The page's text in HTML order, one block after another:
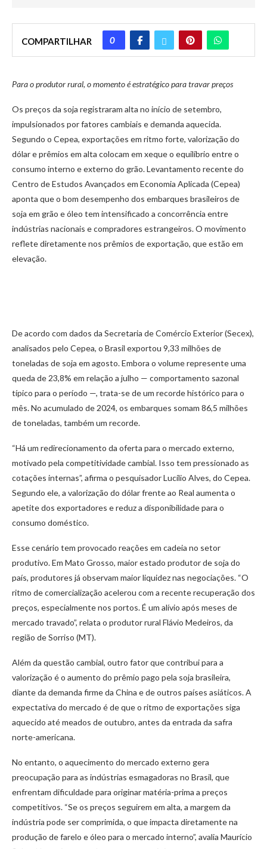
COMPARTILHAR 0
Para o produtor rural, o momento é estratégico para travar preços
Os preços da soja registraram alta no início de setembro,
impulsionados por fatores cambiais e demanda aquecida.
Segundo o Cepea, exportações em ritmo forte, valorização do
dólar e prêmios em alta colocam em xeque o equilíbrio entre o
consumo interno e externo do grão. Levantamento recente do
Centro de Estudos Avançados em Economia Aplicada (Cepea)
aponta que o bom desempenho dos embarques brasileiros de
soja em grão e óleo tem intensificado a concorrência entre
indústrias nacionais e compradores estrangeiros. O movimento
reflete diretamente nos prêmios de exportação, que estão em
elevação.
De acordo com dados da Secretaria de Comércio Exterior (Secex),
analisados pelo Cepea, o Brasil exportou 9,33 milhões de
toneladas de soja em agosto. Embora o volume represente uma
queda de 23,8% em relação a julho — comportamento sazonal
típico para o período —, trata-se de um recorde histórico para o
mês. No acumulado de 2024, os embarques somam 86,5 milhões
de toneladas, também um recorde.
“Há um redirecionamento da oferta para o mercado externo,
motivado pela competitividade cambial. Isso tem pressionado as
cotações internas”, afirma o pesquisador Lucílio Alves, do Cepea.
Segundo ele, a valorização do dólar frente ao Real aumenta o
apetite dos exportadores e reduz a disponibilidade para o
consumo doméstico.
Esse cenário tem provocado reações em cadeia no setor
produtivo. Em Mato Grosso, maior estado produtor de soja do
país, produtores já observam maior liquidez nas negociações. “O
ritmo de comercialização acelerou com a recente recuperação dos
preços, especialmente nos portos. É um alívio após meses de
mercado travado”, relata o produtor rural Flávio Medeiros, da
região de Sorriso (MT).
Além da questão cambial, outro fator que contribui para a
valorização é o aumento do prêmio pago pela soja brasileira,
diante da demanda firme da China e de outros países asiáticos. A
expectativa do mercado é de que o ritmo de exportações siga
aquecido até meados de outubro, antes da entrada da safra
norte-americana.
No entanto, o aquecimento do mercado externo gera
preocupação para as indústrias esmagadoras no Brasil, que
enfrentam dificuldade para originar matéria-prima a preços
competitivos. “Se os preços seguirem em alta, a margem da
indústria pode ser comprimida, o que impacta diretamente na
produção de farelo e óleo para o mercado interno”, avalia Maurício